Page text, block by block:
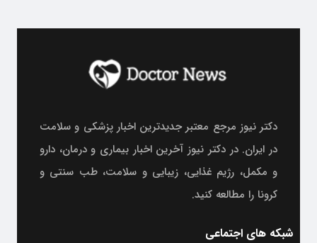
دکتر نیوز مرجع معتبر جدیدترین اخبار پزشکی و سلامت
در ایران. در دکتر نیوز آخرین اخبار بیماری و درمان، دارو
و مکمل، رژیم غذایی، زیبایی و سلامت، طب سنتی و
کرونا را مطالعه کنید.
شبکه های اجتماعی